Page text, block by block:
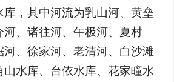
库，其中河流为乳山河、黄垒
河、诸往河、午极河、夏村
、徐家河、老清河、白沙滩
水库、台依水库、花家疃水